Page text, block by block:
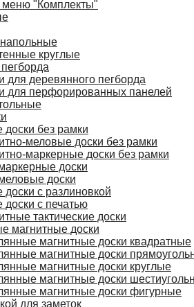
"Комплекты"
круглые
для деревянного пегборда
для перфорированных панелей
доски без рамки
меловые доски без рамки
маркерные доски без рамки
доски
доски
доски с разлиновкой
доски с печатью
тактические доски
магнитные доски
магнитные доски квадратные
магнитные доски
магнитные доски круглые
магнитные доски
магнитные доски фигурные
для заметок